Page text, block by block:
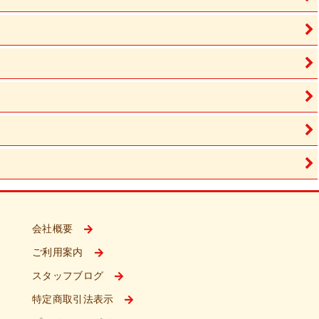
会社概要
ご利用案内
スタッフブログ
特定商取引法表示